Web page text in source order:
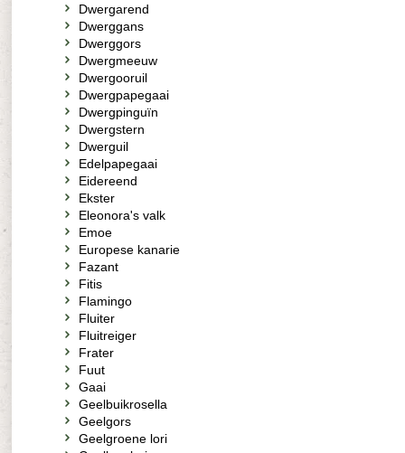
Dwergarend
Dwerggans
Dwerggors
Dwergmeeuw
Dwergooruil
Dwergpapegaai
Dwergpinguïn
Dwergstern
Dwerguil
Edelpapegaai
Eidereend
Ekster
Eleonora's valk
Emoe
Europese kanarie
Fazant
Fitis
Flamingo
Fluiter
Fluitreiger
Frater
Fuut
Gaai
Geelbuikrosella
Geelgors
Geelgroene lori